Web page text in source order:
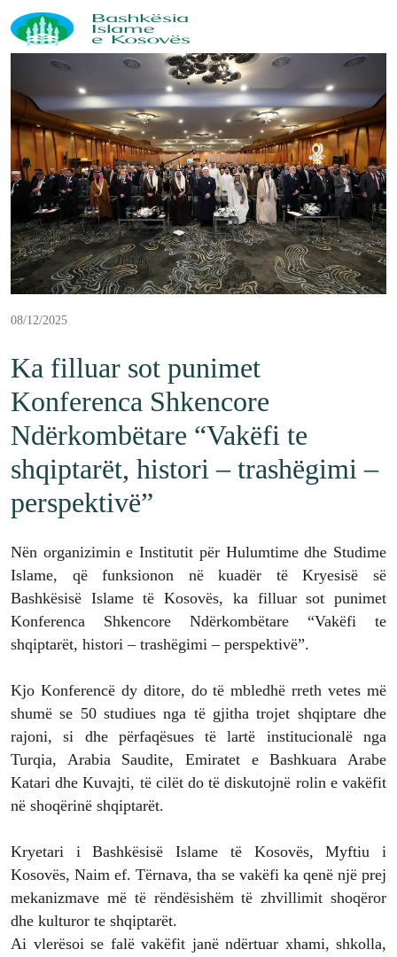
08/12/2025
Ka filluar sot punimet
Konferenca Shkencore
Ndërkombëtare “Vakëfi te
shqiptarët, histori – trashëgimi –
perspektivë”
Nën organizimin e Institutit për Hulumtime dhe Studime
Islame, që funksionon në kuadër të Kryesisë së
Bashkësisë Islame të Kosovës, ka filluar sot punimet
Konferenca Shkencore Ndërkombëtare “Vakëfi te
shqiptarët, histori – trashëgimi – perspektivë”.
Kjo Konferencë dy ditore, do të mbledhë rreth vetes më
shumë se 50 studiues nga të gjitha trojet shqiptare dhe
rajoni, si dhe përfaqësues të lartë institucionalë nga
Turqia, Arabia Saudite, Emiratet e Bashkuara Arabe
Katari dhe Kuvajti, të cilët do të diskutojnë rolin e vakëfit
në shoqërinë shqiptarët.
Kryetari i Bashkësisë Islame të Kosovës, Myftiu i
Kosovës, Naim ef. Tërnava, tha se vakëfi ka qenë një prej
mekanizmave më të rëndësishëm të zhvillimit shoqëror
dhe kulturor te shqiptarët.
Ai vlerësoi se falë vakëfit janë ndërtuar xhami, shkolla,